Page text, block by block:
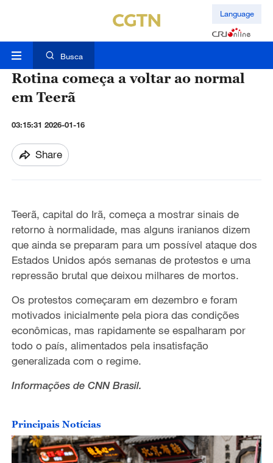
Language
Busca
Rotina começa a voltar ao normal
em Teerã
03:15:31 2026-01-16
Share
Teerã, capital do Irã, começa a mostrar sinais de
retorno à normalidade, mas alguns iranianos dizem
que ainda se preparam para um possível ataque dos
Estados Unidos após semanas de protestos e uma
repressão brutal que deixou milhares de mortos.
Os protestos começaram em dezembro e foram
motivados inicialmente pela piora das condições
econômicas, mas rapidamente se espalharam por
todo o país, alimentados pela insatisfação
generalizada com o regime.
Informações de CNN Brasil.
Principais Notícias